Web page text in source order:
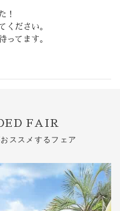
！
ください。
ってます。
FAIR
ススメするフェア